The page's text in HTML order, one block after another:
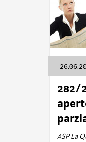
282/
ASP La